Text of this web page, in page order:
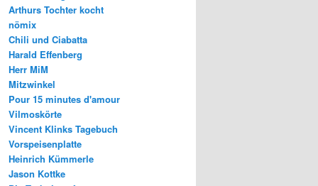
Arthurs Tochter kocht
nömix
Chili und Ciabatta
Harald Effenberg
Herr MiM
Mitzwinkel
Pour 15 minutes d'amour
Vilmoskörte
Vincent Klinks Tagebuch
Vorspeisenplatte
Heinrich Kümmerle
Jason Kottke